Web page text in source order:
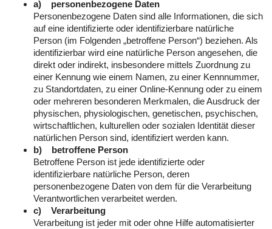
a) personenbezogene Daten
Personenbezogene Daten sind alle Informationen, die sich
auf eine identifizierte oder identifizierbare natürliche
Person (im Folgenden „betroffene Person“) beziehen. Als
identifizierbar wird eine natürliche Person angesehen, die
direkt oder indirekt, insbesondere mittels Zuordnung zu
einer Kennung wie einem Namen, zu einer Kennnummer,
zu Standortdaten, zu einer Online-Kennung oder zu einem
oder mehreren besonderen Merkmalen, die Ausdruck der
physischen, physiologischen, genetischen, psychischen,
wirtschaftlichen, kulturellen oder sozialen Identität dieser
natürlichen Person sind, identifiziert werden kann.
b) betroffene Person
Betroffene Person ist jede identifizierte oder
identifizierbare natürliche Person, deren
personenbezogene Daten von dem für die Verarbeitung
Verantwortlichen verarbeitet werden.
c) Verarbeitung
Verarbeitung ist jeder mit oder ohne Hilfe automatisierter